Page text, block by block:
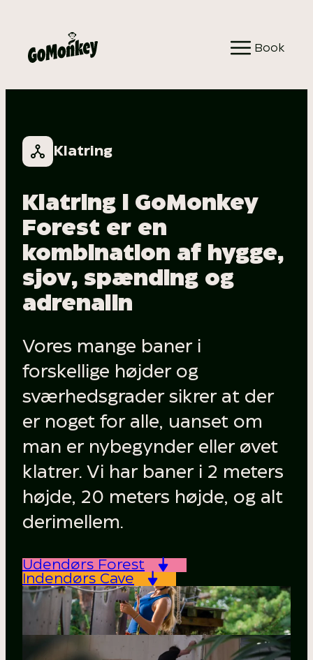
indhold
Book
Klatring
Klatring i GoMonkey
Forest er en
kombination af hygge,
sjov, spænding og
adrenalin
Vores mange baner i
forskellige højder og
sværhedsgrader sikrer at der
er noget for alle, uanset om
man er nybegynder eller øvet
klatrer. Vi har baner i 2 meters
højde, 20 meters højde, og alt
derimellem.
Udendørs Forest
Indendørs Cave